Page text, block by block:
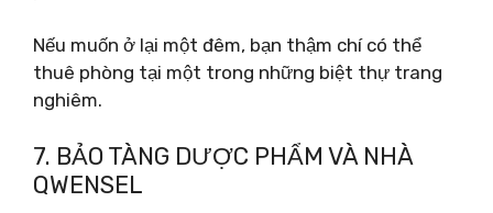
Nếu muốn ở lại một đêm, bạn thậm chí có thể
thuê phòng tại một trong những biệt thự trang
nghiêm.
7. BẢO TÀNG DƯỢC PHẨM VÀ NHÀ
QWENSEL